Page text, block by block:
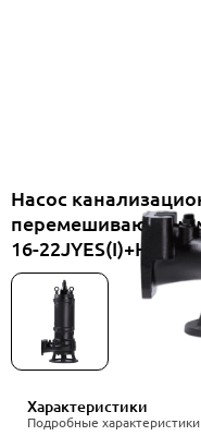
Насос
перемешивающим
16-
Характеристики
Подробные характеристики